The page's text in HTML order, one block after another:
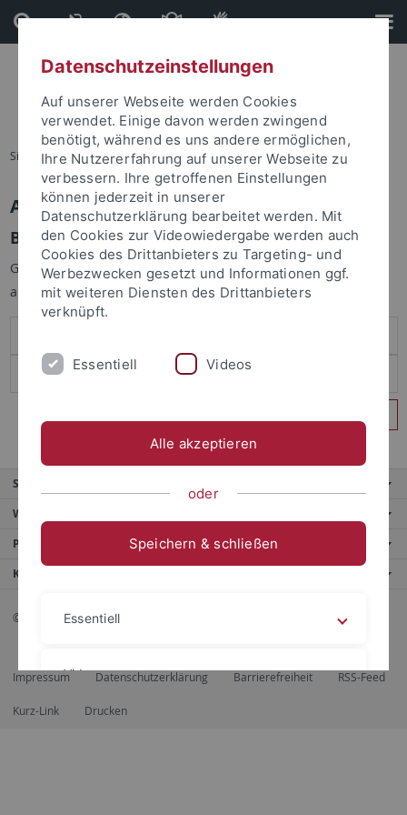
Direkt
zum
Inhalt
Direkt
zur
Fußleiste
Sie sind hier: Startseite
Anmelden
Benutzeranmeldung
Geben Sie Ihren Benutzernamen und Ihr Passwort an um sich
anzumelden:
Service
Weitere Angebote
Portale
Kontaktinfo
© 2026 Eberhard Karls Universität Tübingen, Tübingen
Impressum Datenschutzerklärung Barrierefreiheit RSS-Feed
Kurz-Link Drucken
Datenschutzeinstellungen
Auf unserer Webseite werden Cookies
verwendet. Einige davon werden zwingend
benötigt, während es uns andere ermöglichen,
Ihre Nutzererfahrung auf unserer Webseite zu
verbessern. Ihre getroffenen Einstellungen
können jederzeit in unserer
Datenschutzerklärung bearbeitet werden. Mit
den Cookies zur Videowiedergabe werden auch
Cookies des Drittanbieters zu Targeting- und
Werbezwecken gesetzt und Informationen ggf.
mit weiteren Diensten des Drittanbieters
verknüpft.
Essentiell Videos
Alle akzeptieren
oder
Speichern & schließen
Essentiell
Videos